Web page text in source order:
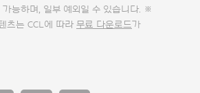
능하며, 일부 예외일 수 있습니다. ※
츠는 CCL에 따라 무료 다운로드가